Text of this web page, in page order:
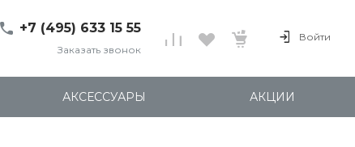
+7 (495) 633 15 55
Правды, д. 24с7
Пн-Пт: 11:00-20:00
Заказать звонок
Войти
АКСЕССУАРЫ АКЦИИ